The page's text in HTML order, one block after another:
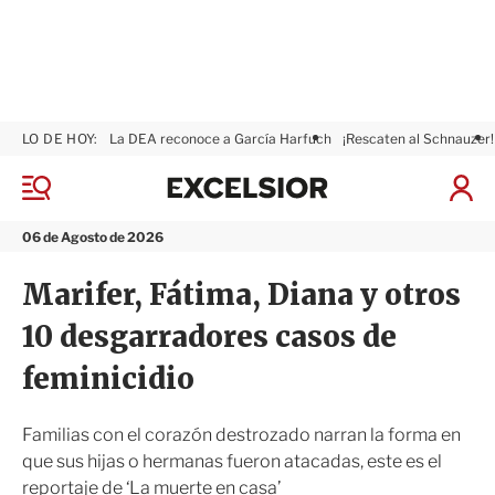
M
n
06 de Agosto de 2026
LO DE HOY: La DEA reconoce a García Harfuch ¡Rescaten al Schnauzer!
I
x
i
r
Marifer, Fátima, Diana y otros
10 desgarradores casos de
feminicidio
Familias con el corazón destrozado narran la forma en
que sus hijas o hermanas fueron atacadas, este es el
reportaje de ‘La muerte en casa’